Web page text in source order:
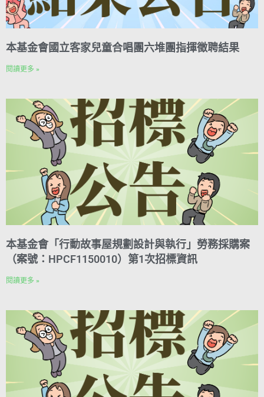
本基金會國立客家兒童合唱團六堆團指揮徵聘結果
閱讀更多 »
本基金會「行動故事屋規劃設計與執行」勞務採購案
（案號：HPCF1150010）第1次招標資訊
閱讀更多 »